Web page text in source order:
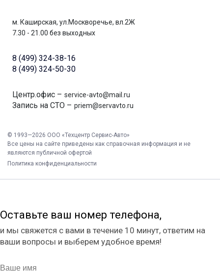
м. Каширская, ул.Москворечье, вл.2Ж
7.30 - 21.00 без выходных
8 (499) 324-38-16
8 (499) 324-50-30
Центр.офис – service-avto@mail.ru
Запись на СТО – priem@servavto.ru
© 1993—2026 ООО «Техцентр Сервис-Авто»
Все цены на сайте приведены как справочная информация и не
являются публичной офертой
Политика конфиденциальности
Оставьте ваш номер телефона,
и мы свяжется с вами в течение 10 минут, ответим на
ваши вопросы и выберем удобное время!